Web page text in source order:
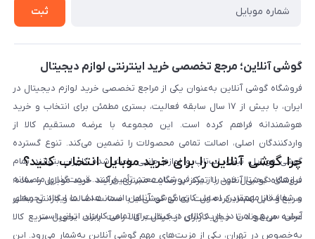
روش بازگردانی کالا
ثبت
گوشی آنلاین؛ مرجع تخصصی خرید اینترنتی لوازم دیجیتال
فروشگاه گوشی آنلاین به‌عنوان یکی از مراجع تخصصی خرید لوازم دیجیتال در
ایران، با بیش از ۱۷ سال سابقه فعالیت، بستری مطمئن برای انتخاب و خرید
هوشمندانه فراهم کرده است. این مجموعه با عرضه مستقیم کالا از
واردکنندگان اصلی، اصالت تمامی محصولات را تضمین می‌کند. تنوع گسترده
گوشی موبایل، تبلت، لپ‌تاپ و لوازم جانبی باعث شده کاربران بتوانند تمام
نیازهای دیجیتال خود را از یک فروشگاه معتبر تأمین کنند. قیمت‌گذاری منصفانه
و شفاف از مهم‌ترین اصول کاری گوشی آنلاین است. هدف ما ایجاد تجربه‌ای
آسان، سریع و امن در خرید کالای دیجیتال برای تمامی کاربران ایرانی است.
چرا گوشی آنلاین را برای خرید موبایل انتخاب کنید؟
فروشگاه گوشی آنلاین با تمرکز بر رضایت مشتری، فرآیند خرید موبایل را ساده،
سریع و قابل اعتماد کرده است. تمامی گوشی‌ها با ضمانت اصالت و گارانتی معتبر
عرضه می‌شوند تا خیال کاربران از کیفیت کالا راحت باشد. تحویل سریع کالا
به‌خصوص در تهران، یکی از مزیت‌های مهم گوشی آنلاین به‌شمار می‌رود. این